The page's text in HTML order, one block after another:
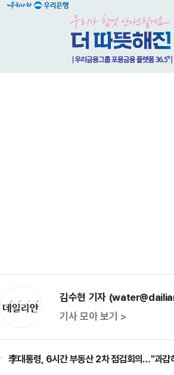
김수현 기자
기사 모아 보기 >
李대통령, 6시간 부동산 2차 점검회의…"과감